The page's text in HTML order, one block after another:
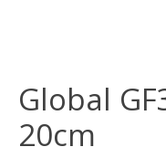
Global
20cm